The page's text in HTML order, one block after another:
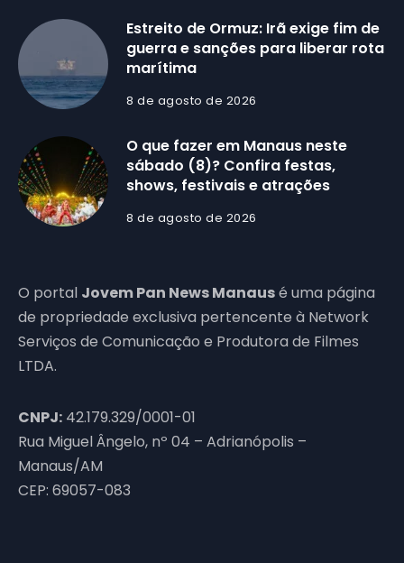
Estreito de Ormuz: Irã exige fim de
guerra e sanções para liberar rota
marítima
8 de agosto de 2026
O que fazer em Manaus neste
sábado (8)? Confira festas,
shows, festivais e atrações
8 de agosto de 2026
O portal Jovem Pan News Manausé uma página
de propriedade exclusiva pertencente à Network
Serviços de Comunicação e Produtora de Filmes
LTDA.
CNPJ: 42.179.329/0001-01
Rua Miguel Ângelo, nº 04 – Adrianópolis –
Manaus/AM
CEP: 69057-083